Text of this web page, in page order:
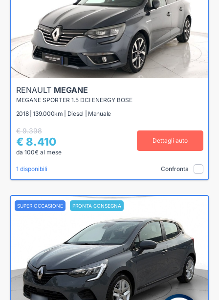
RENAULT MEGANE
MEGANE SPORTER 1.5 DCI ENERGY BOSE
2018 | 139.000km | Diesel | Manuale
€ 9.398
€ 8.410
da 100€ al mese
Dettagli auto
1 disponibili Confronta
SUPER OCCASIONE PRONTA CONSEGNA